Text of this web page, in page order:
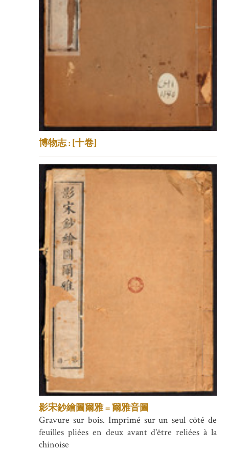
博物志 : [十卷]
影宋鈔繪圖爾雅 = 爾雅音圖
Gravure sur bois. Imprimé sur un seul côté de
feuilles pliées en deux avant d'être reliées à la
chinoise